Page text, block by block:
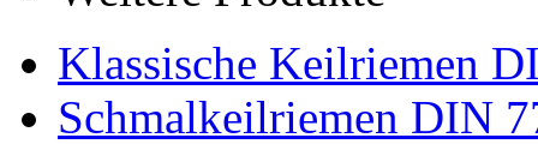
Klassische Keilriemen
Schmalkeilriemen DIN